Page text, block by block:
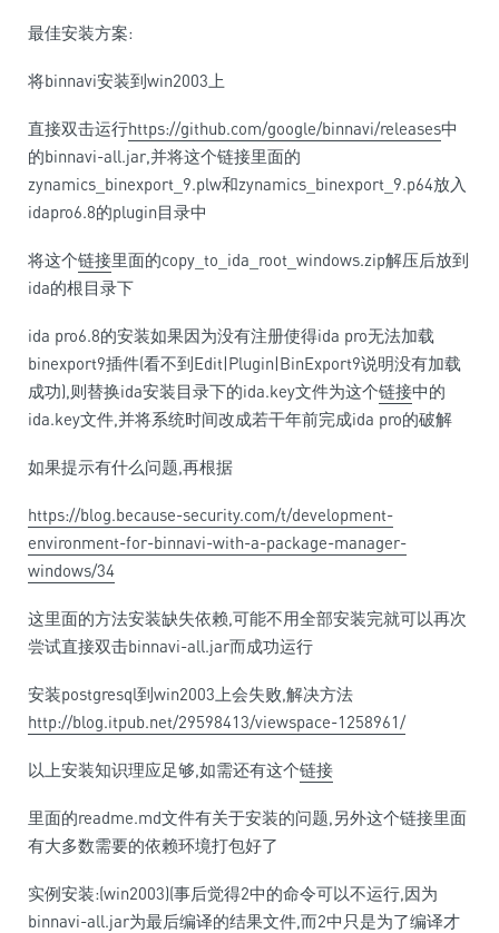
最佳安装方案:
将binnavi安装到win2003上
直接双击运行https://github.com/google/binnavi/releases中
的binnavi-all.jar,并将这个链接里面的
zynamics_binexport_9.plw和zynamics_binexport_9.p64放入
idapro6.8的plugin目录中
将这个链接里面的copy_to_ida_root_windows.zip解压后放到
ida的根目录下
ida pro6.8的安装如果因为没有注册使得ida pro无法加载
binexport9插件(看不到Edit|Plugin|BinExport9说明没有加载
成功),则替换ida安装目录下的ida.key文件为这个链接中的
ida.key文件,并将系统时间改成若干年前完成ida pro的破解
如果提示有什么问题,再根据
https://blog.because-security.com/t/development-
environment-for-binnavi-with-a-package-manager-
windows/34
这里面的方法安装缺失依赖,可能不用全部安装完就可以再次
尝试直接双击binnavi-all.jar而成功运行
安装postgresql到win2003上会失败,解决方法
http://blog.itpub.net/29598413/viewspace-1258961/
以上安装知识理应足够,如需还有这个链接
里面的readme.md文件有关于安装的问题,另外这个链接里面
有大多数需要的依赖环境打包好了
实例安装:(win2003)(事后觉得2中的命令可以不运行,因为
binnavi-all.jar为最后编译的结果文件,而2中只是为了编译才